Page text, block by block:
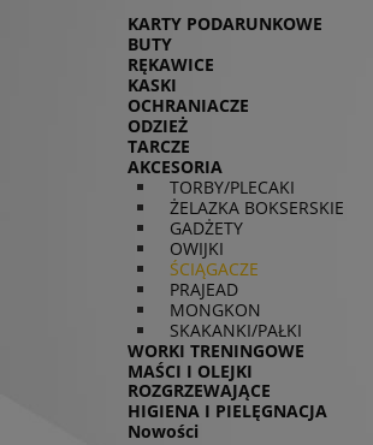
KARTY PODARUNKOWE
BUTY
RĘKAWICE
KASKI
OCHRANIACZE
ODZIEŻ
TARCZE
AKCESORIA
TORBY/PLECAKI
ŻELAZKA BOKSERSKIE
GADŻETY
OWIJKI
ŚCIĄGACZE
PRAJEAD
MONGKON
SKAKANKI/PAŁKI
WORKI TRENINGOWE
MAŚCI I OLEJKI
ROZGRZEWAJĄCE
HIGIENA I PIELĘGNACJA
Nowości